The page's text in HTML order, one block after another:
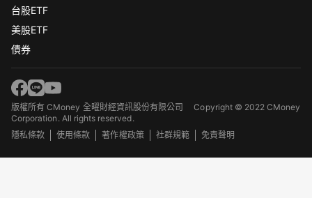
台股ETF
美股ETF
債券
版權所有 CMoney 全曜財經資訊股份有限公司Copyright © 2022 CMoney
Corporation. All rights reserved.
隱私條款
使用條款 著作權政策 社群規範 免責聲明